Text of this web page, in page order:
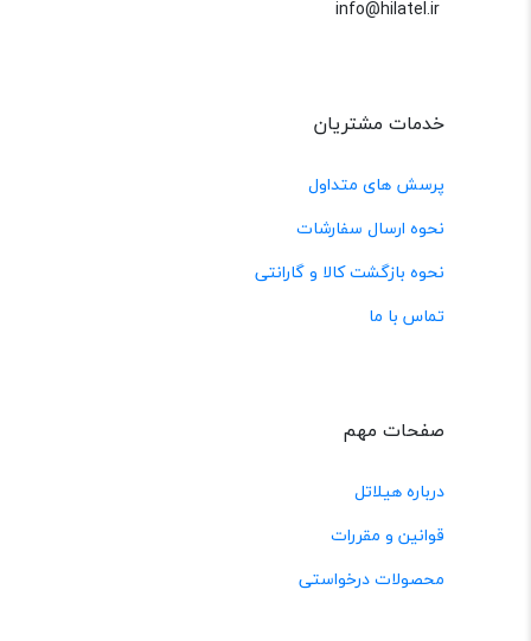
خدمات مشتریان
پرسش های متداول
نحوه ارسال سفارشات
نحوه بازگشت کالا و گارانتی
تماس با ما
صفحات مهم
درباره هیلاتل
قوانین و مقررات
محصولات درخواستی